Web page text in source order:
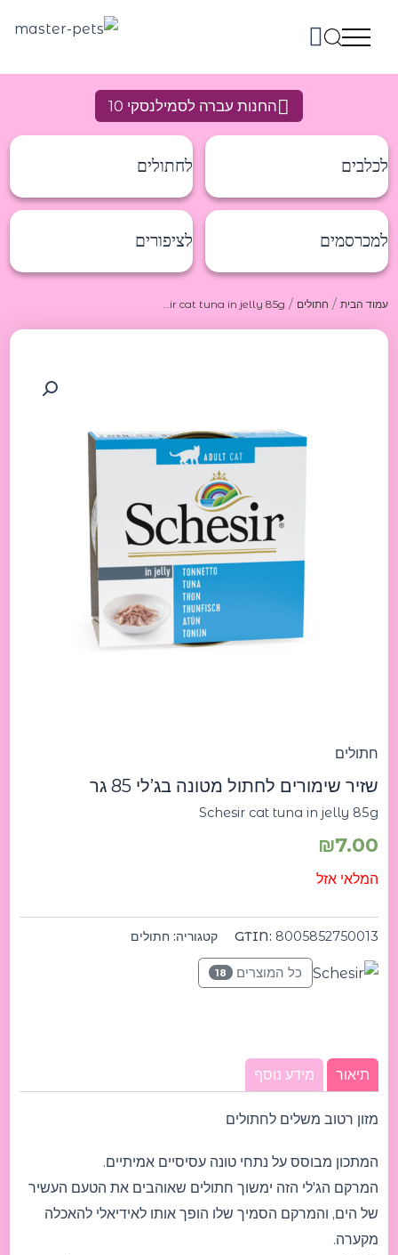
לתוכן
החנות עברה לסמילנסקי 10
לכלבים לחתולים
למכרסמים לציפורים
עמוד הבית/ חתולים / Schesir cat tuna in jelly 85g שזיר שימורים לחתול מטונה בג’לי 85 גר
חתולים
שזיר שימורים לחתול מטונה בג’לי 85 גר
Schesir cat tuna in jelly 85g
₪7.00
המלאי אזל
GTIN: 8005852750013 קטגוריה: חתולים
כל המוצרים 18
תיאור מידע נוסף
מזון רטוב משלים לחתולים
המתכון מבוסס על נתחי טונה עסיסיים אמיתיים.
המרקם הג'לי הזה ימשוך חתולים שאוהבים את הטעם העשיר
של הים, והמרקם הסמיך שלו הופך אותו לאידיאלי להאכלה
מקערה.